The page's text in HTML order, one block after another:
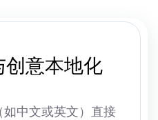
创意本地化
中文或英文）直接